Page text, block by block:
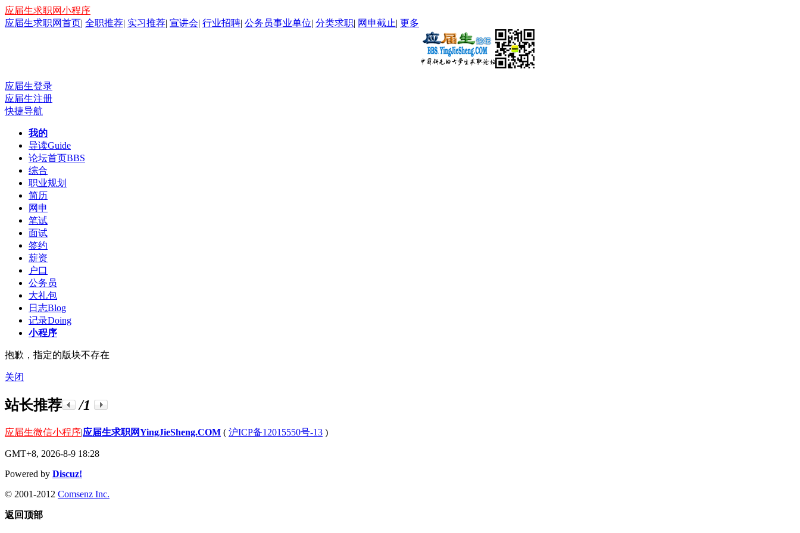
应届生求职网小程序
应届生求职网首页| 全职推荐| 实习推荐| 宣讲会| 行业招聘| 公务员事业单位| 分类求职| 网申截止| 更多
应届生登录
应届生注册
快捷导航
我的
导读Guide
论坛首页BBS
综合
职业规划
简历
网申
笔试
面试
签约
薪资
户口
公务员
大礼包
日志Blog
记录Doing
小程序
抱歉，指定的版块不存在
关闭
站长推荐 /1
应届生微信小程序|应届生求职网YingJieSheng.COM ( 沪ICP备12015550号-13 )
GMT+8, 2026-8-9 18:28
Powered by Discuz!
© 2001-2012 Comsenz Inc.
返回顶部